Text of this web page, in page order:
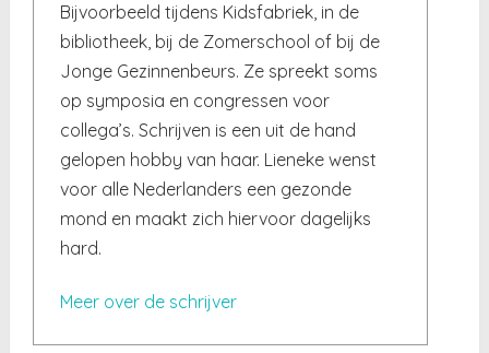
Bijvoorbeeld tijdens Kidsfabriek, in de
bibliotheek, bij de Zomerschool of bij de
Jonge Gezinnenbeurs. Ze spreekt soms
op symposia en congressen voor
collega’s. Schrijven is een uit de hand
gelopen hobby van haar. Lieneke wenst
voor alle Nederlanders een gezonde
mond en maakt zich hiervoor dagelijks
hard.
Meer over de schrijver